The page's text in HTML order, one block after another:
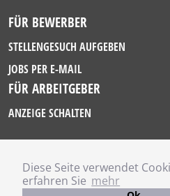
Diese Seite verwendet
erfahren Sie mehr
FÜR BEWERBER
STELLENGESUCH AUFGEBEN
JOBS PER E-MAIL
FÜR ARBEITGEBER
ANZEIGE SCHALTEN
IMPRESSUM
DATENSCHUTZ